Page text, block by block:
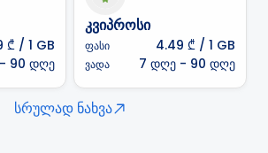
₾ / 1 GB
90 დღე
კვიპროსი
ფასი 4.49 ₾ / 1 GB
ვადა 7 დღე - 90 დღე
სრულად ნახვა